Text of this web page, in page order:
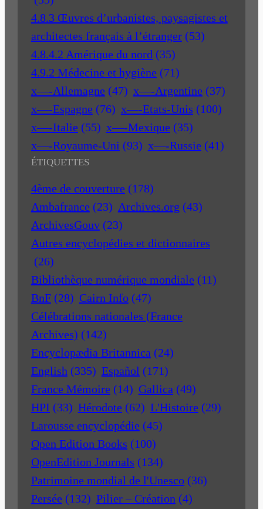
4.8.3 Œuvres d’urbanistes, paysagistes et
architectes français à l’étranger (53)
4.8.4.2 Amérique du nord (35)
4.9.2 Médecine et hygiène (71)
x—-Allemagne (47) x—-Argentine (37)
x—-Espagne (76) x—-Etats-Unis (100)
x—-Italie (55) x—-Mexique (35)
x—-Royaume-Uni (93) x—-Russie (41)
ÉTIQUETTES
4ème de couverture (178)
Ambafrance (23) Archives.org (43)
ArchivesGouv (23)
Autres encyclopédies et dictionnaires
(26)
Bibliothèque numérique mondiale (11)
BnF (28) Cairn Info (47)
Célébrations nationales (France
Archives) (142)
Encyclopædia Britannica (24)
English (335) Español (171)
France Mémoire (14) Gallica (49)
HPI (33) Hérodote (62) L'Histoire (29)
Larousse encyclopédie (45)
Open Edition Books (100)
OpenEdition Journals (134)
Patrimoine mondial de l'Unesco (36)
Persée (132) Pilier – Création (4)